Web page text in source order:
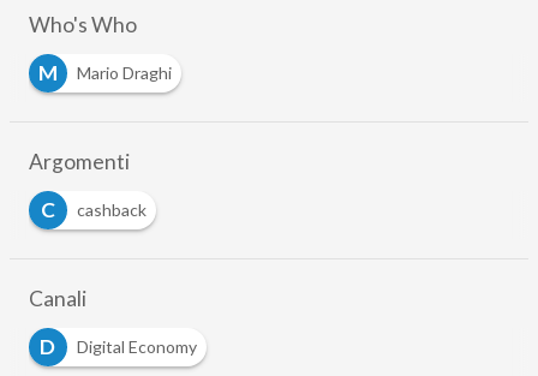
Who's Who
M
Mario Draghi
Argomenti
C
cashback
Canali
D
Digital Economy